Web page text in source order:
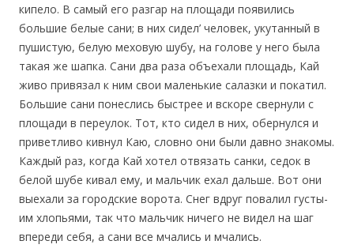
кипело. В самый его разгар на площади появились
большие белые сани; в них сидел’ человек, укутанный в
пушистую, белую меховую шубу, на голове у него была
такая же шапка. Сани два раза объехали площадь, Кай
живо привязал к ним свои маленькие салазки и покатил.
Большие сани понеслись быстрее и вскоре свернули с
площади в переулок. Тот, кто сидел в них, обернулся и
приветливо кивнул Каю, словно они были давно знакомы.
Каждый раз, когда Кай хотел отвязать санки, седок в
белой шубе кивал ему, и мальчик ехал дальше. Вот они
выехали за городские ворота. Снег вдруг повалил густы-
им хлопьями, так что мальчик ничего не видел на шаг
впереди себя, а сани все мчались и мчались.